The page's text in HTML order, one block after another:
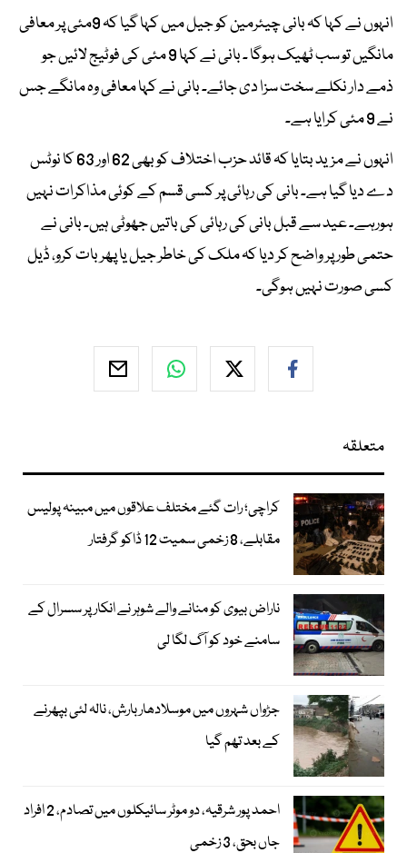
انہوں نے کہا کہ بانی چیئرمین کو جیل میں کہا گیا کہ 9مئی پر معافی
مانگیں تو سب ٹھیک ہوگا ۔ بانی نے کہا 9 مئی کی فوٹیج لائیں جو
ذمے دار نکلے سخت سزا دی جائے۔ بانی نے کہا معافی وہ مانگے جس
نے 9 مئی کرایا ہے۔
انہوں نے مزید بتایا کہ قائد حزب اختلاف کو بھی 62 اور 63 کا نوٹس
دے دیا گیا ہے۔ بانی کی رہائی پر کسی قسم کے کوئی مذاکرات نہیں
ہورہے۔ عید سے قبل بانی کی رہائی کی باتیں جھوٹی ہیں۔ بانی نے
حتمی طور پر واضح کر دیا کہ ملک کی خاطر جیل یا پھر بات کرو، ڈیل
کسی صورت نہیں ہوگی۔
متعلقہ
کراچی؛ رات گئے مختلف علاقوں میں مبینہ پولیس
مقابلے، 8 زخمی سمیت 12 ڈاکو گرفتار
ناراض بیوی کو منانے والے شوہر نے انکار پر سسرال کے
سامنے خود کو آگ لگا لی
جڑواں شہروں میں موسلادھار بارش، نالہ لئی بپھرنے
کے بعد تھم گیا
احمد پور شرقیہ، دو موٹر سائیکلوں میں تصادم، 2 افراد
جاں بحق، 3 زخمی